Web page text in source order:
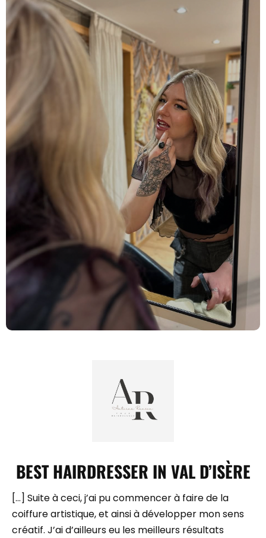
BEST HAIRDRESSER IN VAL D’ISÈRE
[…] Suite à ceci, j’ai pu commencer à faire de la
coiffure artistique, et ainsi à développer mon sens
créatif. J’ai d’ailleurs eu les meilleurs résultats